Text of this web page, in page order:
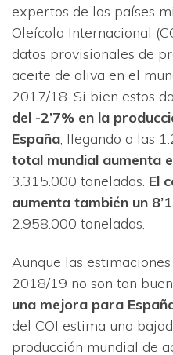
expertos de los países
Oleícola Internacional
datos provisionales de
aceite de oliva en el
2017/18. Si bien estos
del -2’7% en la
España, llegando a las
total mundial aumenta
3.315.000 toneladas. El
aumenta también un
2.958.000 toneladas.
Aunque las
2018/19 no son tan
una mejora para
del COI estima una
producción mundial de